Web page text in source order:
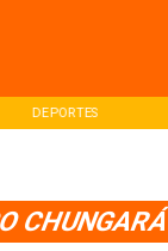
DEPORTES
CHUNGARÁ